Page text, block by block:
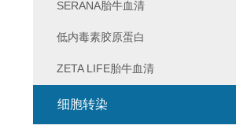
SERANA胎牛血清
低内毒素胶原蛋白
ZETA LIFE胎牛血清
细胞转染